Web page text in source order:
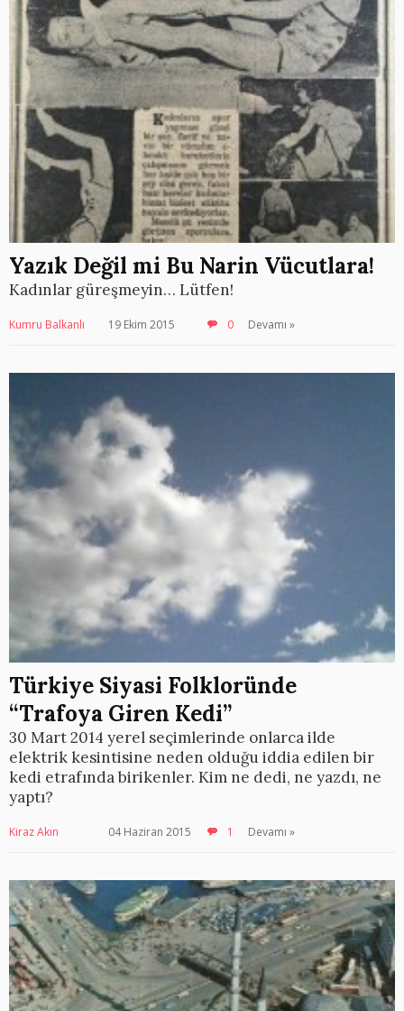
Yazık Değil mi Bu Narin Vücutlara!
Kadınlar güreşmeyin… Lütfen!
Kumru Balkanlı 19 Ekim 2015 0 Devamı »
Türkiye Siyasi Folkloründe
“Trafoya Giren Kedi”
30 Mart 2014 yerel seçimlerinde onlarca ilde
elektrik kesintisine neden olduğu iddia edilen bir
kedi etrafında birikenler. Kim ne dedi, ne yazdı, ne
yaptı?
Kiraz Akın 04 Haziran 2015 1 Devamı »